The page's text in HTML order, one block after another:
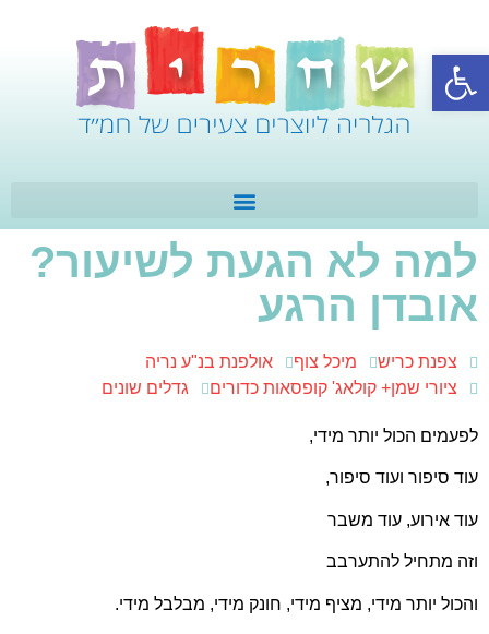
פתח סרגל נגישות
למה לא הגעת לשיעור?
אובדן הרגע
צפנת כריש מיכל צוף
אולפנת בנ"ע נריה
ציורי שמן+ קולאג' קופסאות כדורים
גדלים שונים
לפעמים הכול יותר מידי,
עוד סיפור ועוד סיפור,
עוד אירוע, עוד משבר
וזה מתחיל להתערבב
והכול יותר מידי, מציף מידי, חונק מידי, מבלבל מידי.